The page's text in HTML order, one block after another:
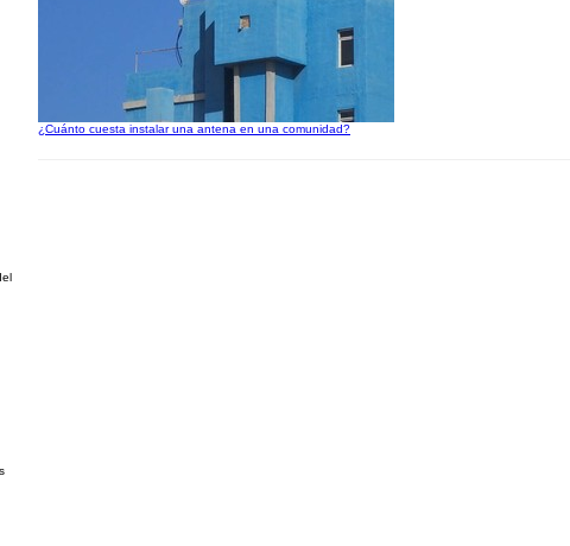
¿Cuánto cuesta instalar una antena en una comunidad?